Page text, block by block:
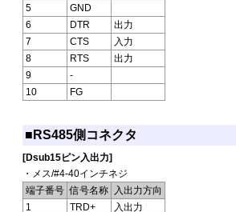
5
GND
6
DTR
出力
7
CTS
入力
8
RTS
出力
9
-
10
FG
■RS485側コネクタ
[Dsub15ピン入出力]
・メス/#4-40インチネジ
端子番号 信号名称
入出力方向
1
TRD+
入出力